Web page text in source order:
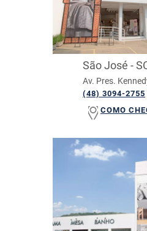
São José -
Av. Pres.
(48) 3094-2755
COMO